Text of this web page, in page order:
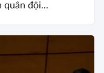
quân đội...